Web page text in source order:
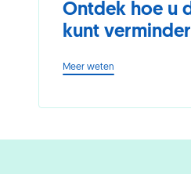
Ontdek hoe u
kunt
Meer weten
Ontdek